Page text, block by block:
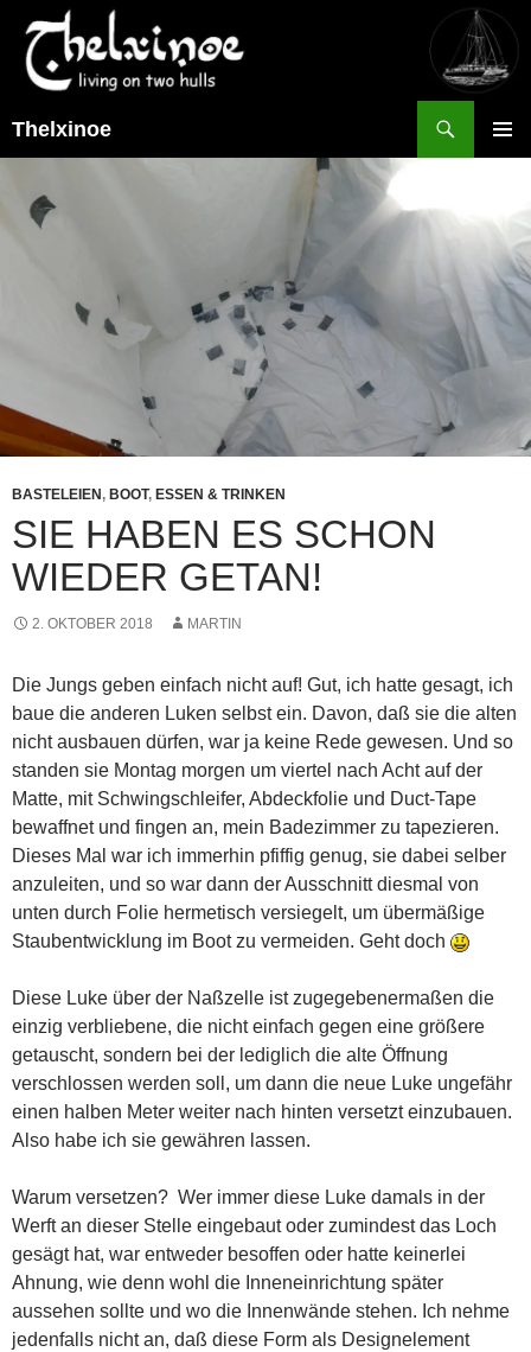
Thelxinoe
SPRINGEN
BASTELEIEN , BOOT, ESSEN & TRINKEN
SIE HABEN ES SCHON
WIEDER GETAN!
2. OKTOBER 2018 MARTIN
Die Jungs geben einfach nicht auf! Gut, ich hatte gesagt, ich
baue die anderen Luken selbst ein. Davon, daß sie die alten
nicht ausbauen dürfen, war ja keine Rede gewesen. Und so
standen sie Montag morgen um viertel nach Acht auf der
Matte, mit Schwingschleifer, Abdeckfolie und Duct-Tape
bewaffnet und fingen an, mein Badezimmer zu tapezieren.
Dieses Mal war ich immerhin pfiffig genug, sie dabei selber
anzuleiten, und so war dann der Ausschnitt diesmal von
unten durch Folie hermetisch versiegelt, um übermäßige
Staubentwicklung im Boot zu vermeiden. Geht doch
Diese Luke über der Naßzelle ist zugegebenermaßen die
einzig verbliebene, die nicht einfach gegen eine größere
getauscht, sondern bei der lediglich die alte Öffnung
verschlossen werden soll, um dann die neue Luke ungefähr
einen halben Meter weiter nach hinten versetzt einzubauen.
Also habe ich sie gewähren lassen.
Warum versetzen? Wer immer diese Luke damals in der
Werft an dieser Stelle eingebaut oder zumindest das Loch
gesägt hat, war entweder besoffen oder hatte keinerlei
Ahnung, wie denn wohl die Inneneinrichtung später
aussehen sollte und wo die Innenwände stehen. Ich nehme
jedenfalls nicht an, daß diese Form als Designelement